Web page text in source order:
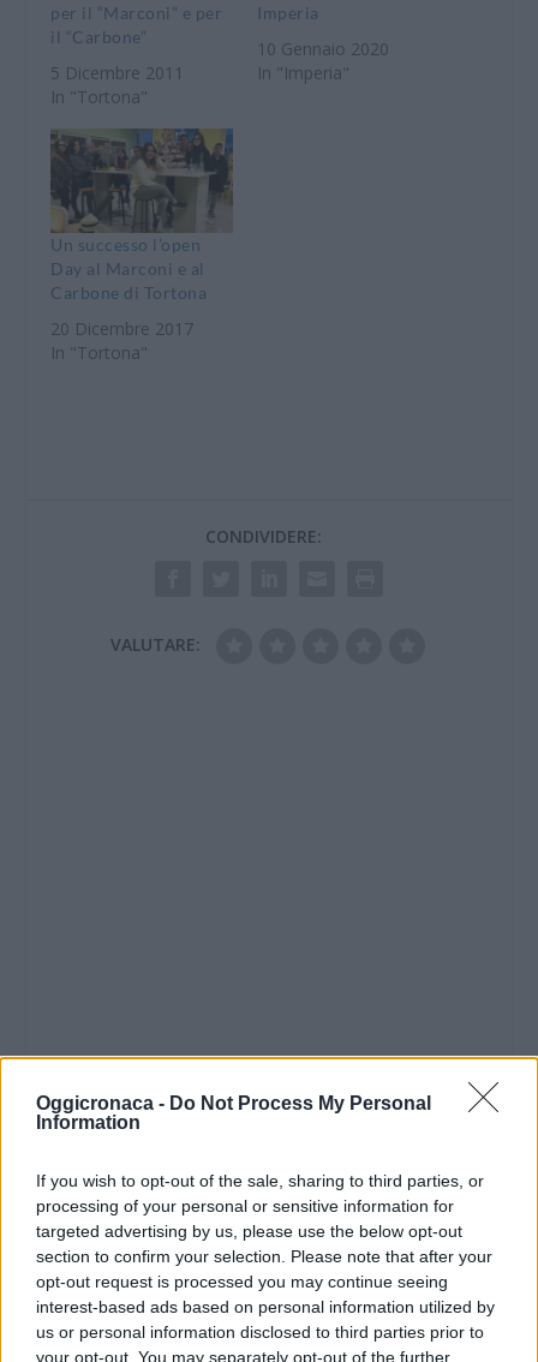
Oggicronaca - Do Not Process My Personal
Information
If you wish to opt-out of the sale, sharing to third parties, or
processing of your personal or sensitive information for
targeted advertising by us, please use the below opt-out
section to confirm your selection. Please note that after your
opt-out request is processed you may continue seeing
interest-based ads based on personal information utilized by
us or personal information disclosed to third parties prior to
your opt-out. You may separately opt-out of the further
per il “Marconi” e per
il “Carbone”
5 Dicembre 2011
In "Tortona"
Imperia
10 Gennaio 2020
In "Imperia"
Un successo l’open
Day al Marconi e al
Carbone di Tortona
20 Dicembre 2017
In "Tortona"
CONDIVIDERE:
VALUTARE: